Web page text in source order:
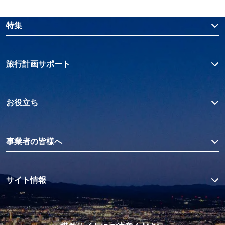
特集
旅行計画サポート
お役立ち
事業者の皆様へ
サイト情報